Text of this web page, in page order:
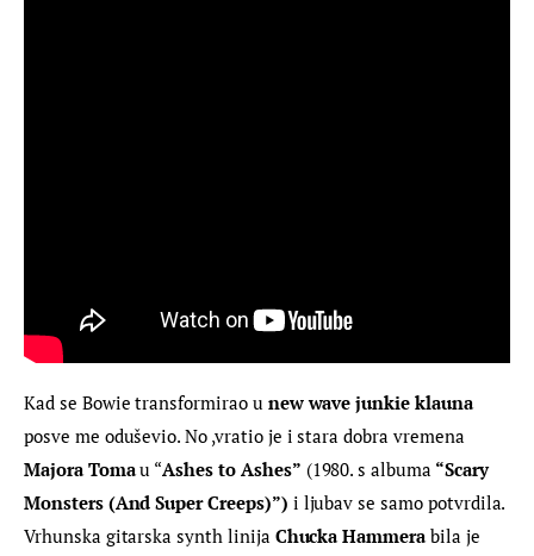
Kad se Bowie transformirao u new wave junkie klauna
posve me oduševio. No ,vratio je i stara dobra vremena
Majora Toma u “Ashes to Ashes” (1980. s albuma “Scary
Monsters (And Super Creeps)”) i ljubav se samo potvrdila.
Vrhunska gitarska synth linija Chucka Hammera bila je